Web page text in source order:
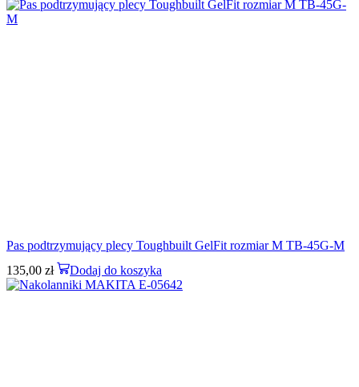
Pas podtrzymujący plecy Toughbuilt GelFit rozmiar M TB-45G-M
135,00 zł Dodaj do koszyka